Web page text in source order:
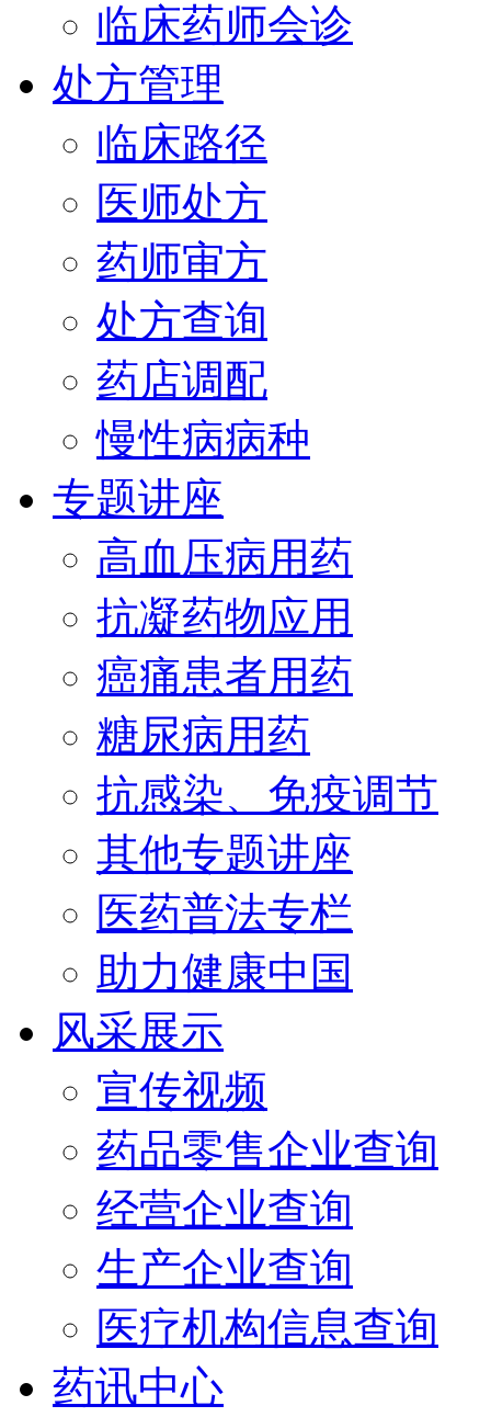
临床药师会诊
处方管理
临床路径
医师处方
药师审方
处方查询
药店调配
慢性病病种
专题讲座
高血压病用药
抗凝药物应用
癌痛患者用药
糖尿病用药
抗感染、免疫调节
其他专题讲座
医药普法专栏
助力健康中国
风采展示
宣传视频
药品零售企业查询
经营企业查询
生产企业查询
医疗机构信息查询
药讯中心